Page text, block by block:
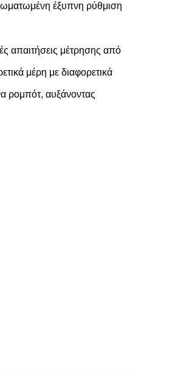
έξυπνη ρύθμιση
απαιτήσεις μέτρησης από
μέρη με διαφορετικά
ρομπότ, αυξάνοντας